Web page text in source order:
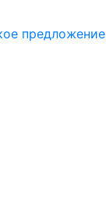
предложение